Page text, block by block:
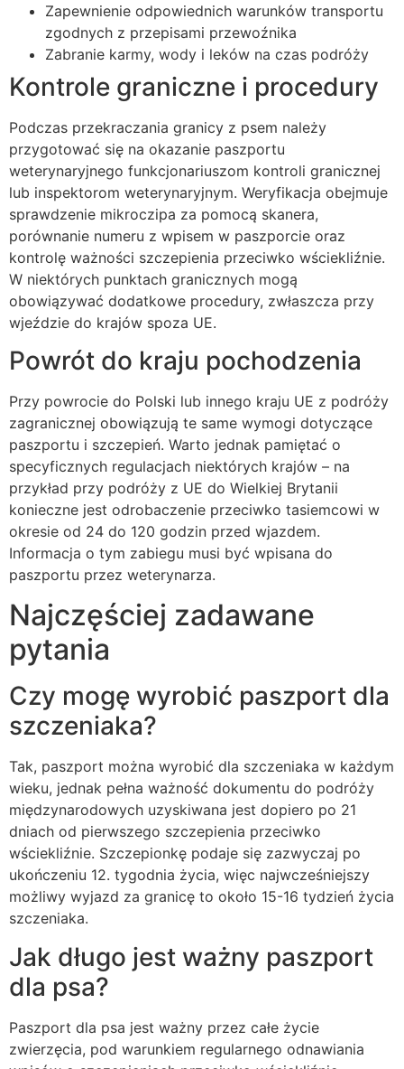
Zapewnienie odpowiednich warunków transportu
zgodnych z przepisami przewoźnika
Zabranie karmy, wody i leków na czas podróży
Kontrole graniczne i procedury
Podczas przekraczania granicy z psem należy
przygotować się na okazanie paszportu
weterynaryjnego funkcjonariuszom kontroli granicznej
lub inspektorom weterynaryjnym. Weryfikacja obejmuje
sprawdzenie mikroczipa za pomocą skanera,
porównanie numeru z wpisem w paszporcie oraz
kontrolę ważności szczepienia przeciwko wściekliźnie.
W niektórych punktach granicznych mogą
obowiązywać dodatkowe procedury, zwłaszcza przy
wjeździe do krajów spoza UE.
Powrót do kraju pochodzenia
Przy powrocie do Polski lub innego kraju UE z podróży
zagranicznej obowiązują te same wymogi dotyczące
paszportu i szczepień. Warto jednak pamiętać o
specyficznych regulacjach niektórych krajów – na
przykład przy podróży z UE do Wielkiej Brytanii
konieczne jest odrobaczenie przeciwko tasiemcowi w
okresie od 24 do 120 godzin przed wjazdem.
Informacja o tym zabiegu musi być wpisana do
paszportu przez weterynarza.
Najczęściej zadawane
pytania
Czy mogę wyrobić paszport dla
szczeniaka?
Tak, paszport można wyrobić dla szczeniaka w każdym
wieku, jednak pełna ważność dokumentu do podróży
międzynarodowych uzyskiwana jest dopiero po 21
dniach od pierwszego szczepienia przeciwko
wściekliźnie. Szczepionkę podaje się zazwyczaj po
ukończeniu 12. tygodnia życia, więc najwcześniejszy
możliwy wyjazd za granicę to około 15-16 tydzień życia
szczeniaka.
Jak długo jest ważny paszport
dla psa?
Paszport dla psa jest ważny przez całe życie
zwierzęcia, pod warunkiem regularnego odnawiania